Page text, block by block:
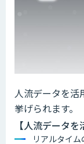
人流データを活
挙げられます。
【人流データを
リアルタイ